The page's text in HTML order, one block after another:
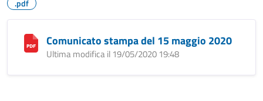
.pdf
Comunicato stampa del 15 maggio 2020
Ultima modifica il 19/05/2020 19:48